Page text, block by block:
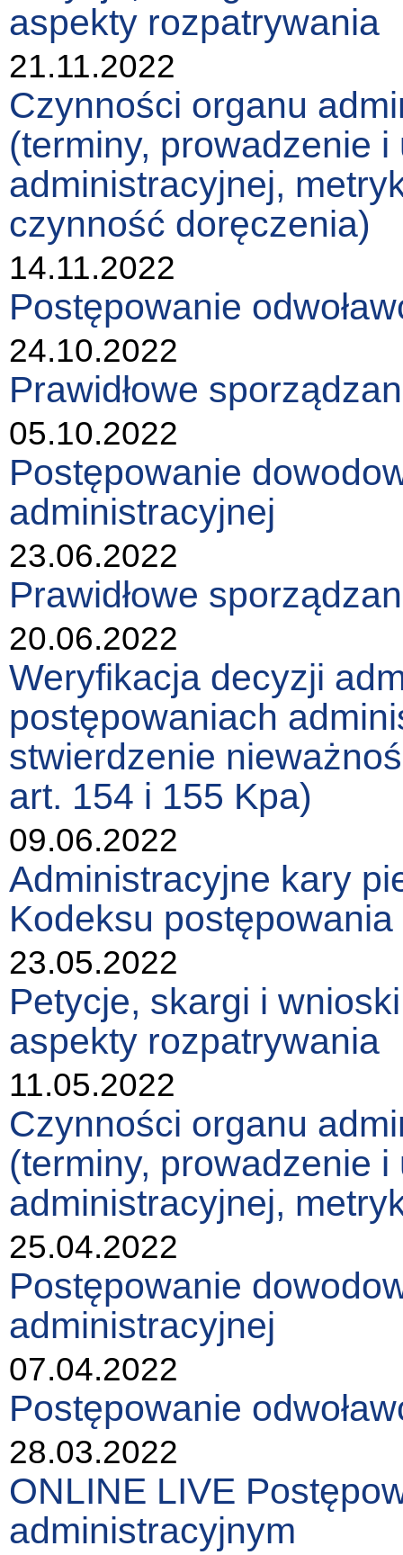
aspekty rozpatrywania
21.11.2022
Czynności organu
(terminy, prowadzenie
administracyjnej,
czynność doręczenia)
14.11.2022
Postępowanie
24.10.2022
Prawidłowe
05.10.2022
Postępowanie
administracyjnej
23.06.2022
Prawidłowe
20.06.2022
Weryfikacja decyzji
postępowaniach
stwierdzenie
art. 154 i 155 Kpa)
09.06.2022
Administracyjne kary
Kodeksu
23.05.2022
Petycje, skargi i
aspekty rozpatrywania
11.05.2022
Czynności organu
(terminy, prowadzenie
administracyjnej,
25.04.2022
Postępowanie
administracyjnej
07.04.2022
Postępowanie
28.03.2022
ONLINE LIVE
administracyjnym